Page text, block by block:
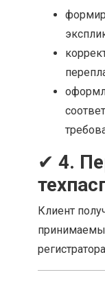
✔ 4.
Клиент